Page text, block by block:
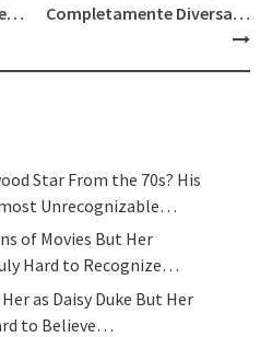
Completamente Diversa…
Star From the 70s? His
Unrecognizable…
of Movies But Her
Hard to Recognize…
as Daisy Duke But Her
to Believe…